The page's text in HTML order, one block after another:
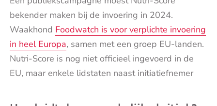
bekender maken bij de invoering in 2024.
Waakhond Foodwatch is voor verplichte invoering
in heel Europa, samen met een groep EU-landen.
Nutri-Score is nog niet officieel ingevoerd in de
EU, maar enkele lidstaten naast initiatiefnemer